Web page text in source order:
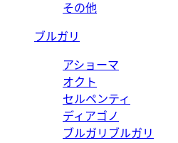
その他
ブルガリ
アショーマ
オクト
セルペンティ
ディアゴノ
ブルガリブルガリ